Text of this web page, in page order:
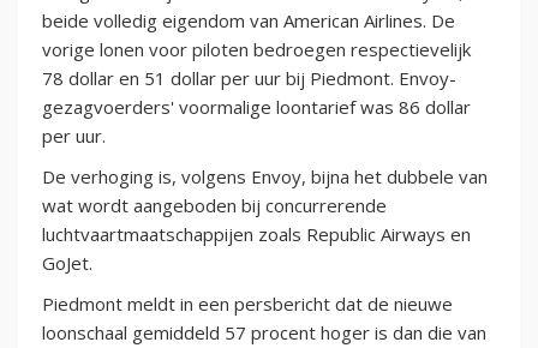
beide volledig eigendom van American Airlines. De
vorige lonen voor piloten bedroegen respectievelijk
78 dollar en 51 dollar per uur bij Piedmont. Envoy-
gezagvoerders' voormalige loontarief was 86 dollar
per uur.
De verhoging is, volgens Envoy, bijna het dubbele van
wat wordt aangeboden bij concurrerende
luchtvaartmaatschappijen zoals Republic Airways en
GoJet.
Piedmont meldt in een persbericht dat de nieuwe
loonschaal gemiddeld 57 procent hoger is dan die van